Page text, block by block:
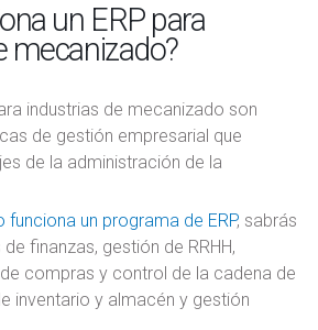
un ERP para
mecanizado?
industrias de mecanizado son
de gestión empresarial que
de la administración de la
funciona un programa de ERP, sabrás
finanzas, gestión de RRHH,
compras y control de la cadena de
inventario y almacén y gestión